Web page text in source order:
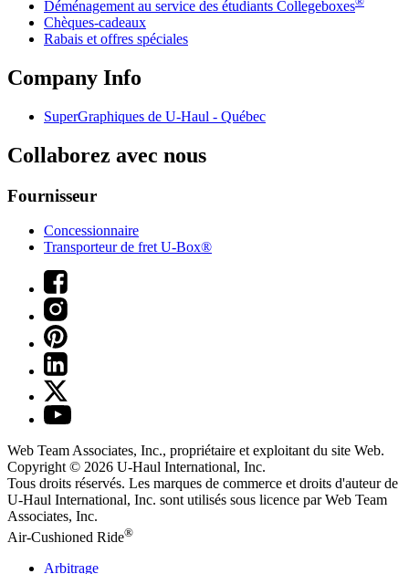
Déménagement au service des étudiants Collegeboxes
Chèques-cadeaux
Rabais et offres spéciales
Company Info
SuperGraphiques de U-Haul - Québec
Collaborez avec nous
Fournisseur
Concessionnaire
Transporteur de fret U-Box®
Web Team Associates, Inc., propriétaire et exploitant du site Web.
Copyright © 2026 U-Haul International, Inc.
Tous droits réservés. Les marques de commerce et droits d'auteur de
U-Haul International, Inc. sont utilisés sous licence par Web Team
Associates, Inc.
Air-Cushioned Ride®
Arbitrage